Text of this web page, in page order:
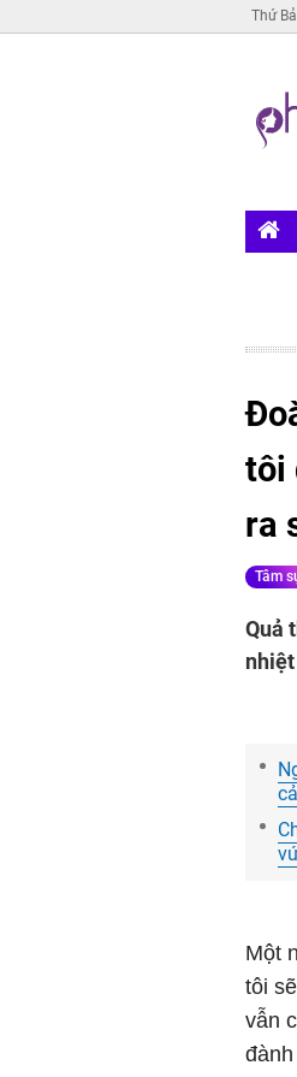
Thứ
tôi
ra
Tâm
Quả
Một
tôi
vẫn